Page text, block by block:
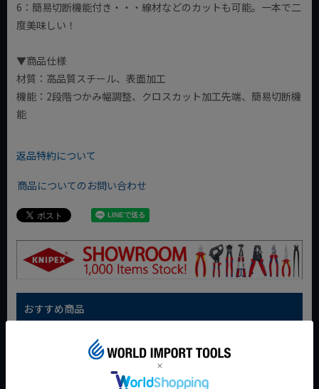
6：簡易切断機能付き・・・線材などのカットも可能。一本で二
度美味しい！
▼商品仕様
材質：高品質スチール、表面加工
機能：2段階つかみ幅調整、クロスカット加工先端、簡易切断機
能
返品特約について
商品についてのお問い合わせ
おすすめ商品